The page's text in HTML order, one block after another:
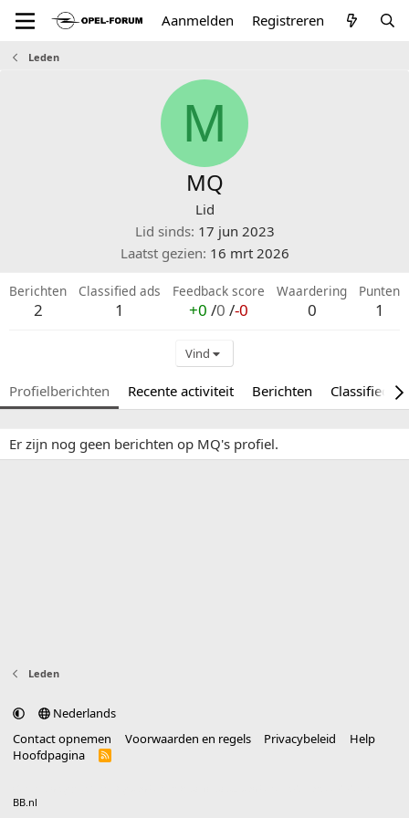
Aanmelden Registreren
Leden
M
MQ
Lid
Lid sinds 17 jun 2023
Laatst gezien 16 mrt 2026
Berichten
2
Classified ads
1
Feedback score
+0 /0 /-0
Waardering
0
Punten
1
Vind
Profielberichten Recente activiteit Berichten Classified
Er zijn nog geen berichten op MQ's profiel.
Leden
Nederlands
Contact opnemen
Voorwaarden en regels Privacybeleid
Help
Hoofdpagina
R
BB.nl